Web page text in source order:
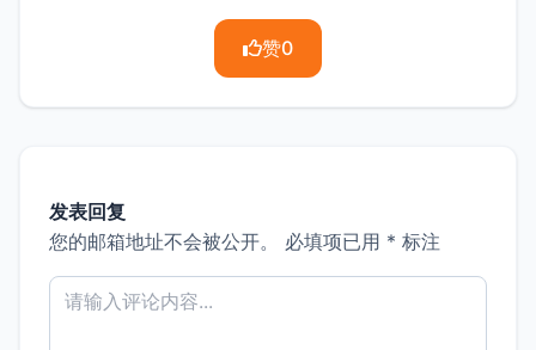
赞0
发表回复
您的邮箱地址不会被公开。
必填项已用 * 标注